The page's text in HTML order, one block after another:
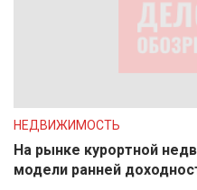
НЕДВИЖИМОСТЬ
На рынке курортной
модели ранней